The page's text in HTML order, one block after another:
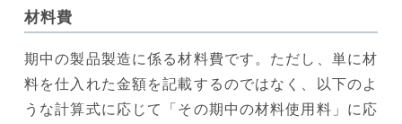
材料費
期中の製品製造に係る材料費です。ただし、単に材
料を仕入れた金額を記載するのではなく、以下のよ
うな計算式に応じて「その期中の材料使用料」に応